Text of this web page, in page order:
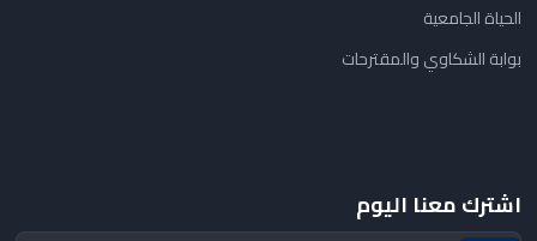
الحياة الجامعية
بوابة الشكاوي والمقترحات
اشترك معنا اليوم